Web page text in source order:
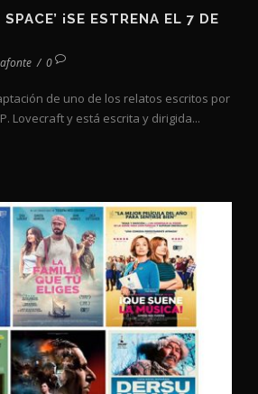
¡SE ESTRENA EL 7 DE
/ 0
de uno de los relatos escritos por
Lovecraft y está escrita y dirigida...